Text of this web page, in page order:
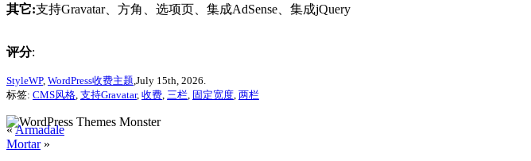
其它:支持Gravatar、方角、选项页、集成AdSense、集成jQuery
评分:
StyleWP, WordPress收费主题 ,July 15th, 2026.
标签: CMS风格 支持Gravatar, 收费 三栏 固定宽度 两栏
«Armadale
Mortar»